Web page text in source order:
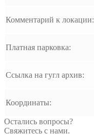
Комментарий к локации:
Платная парковка:
Ссылка на гугл архив:
Координаты:
Остались вопросы?
Свяжитесь с нами.